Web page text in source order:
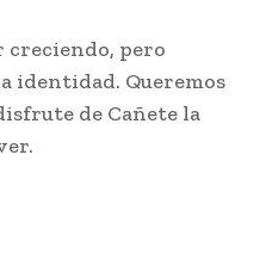
creciendo, pero
identidad. Queremos
de Cañete la